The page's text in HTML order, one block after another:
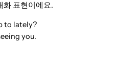
화 표현이에요.
to lately?
you.